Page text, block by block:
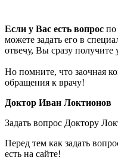
Если у Вас есть вопрос по
можете задать его в
отвечу, Вы сразу получите
Но помните, что заочная
обращения к врачу!
Доктор Иван Локтионов
Задать вопрос Доктору
Перед тем как задать
есть на сайте!